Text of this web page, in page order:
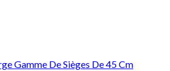
Gamme De Sièges De 45 Cm